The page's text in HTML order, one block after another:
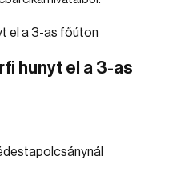
hunyt el a 3-as